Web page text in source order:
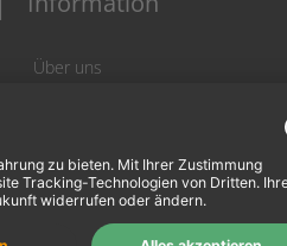
Über uns
Widerrufsbelehrung
Hausmarken-Garantie
Impressum